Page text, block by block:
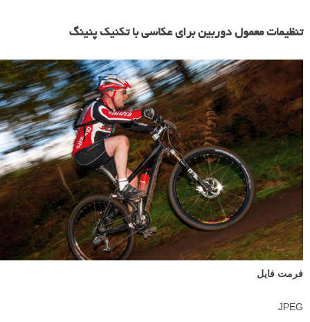
تنظیمات معمول دوربین برای عکاسی با تکنیک پنینگ
فرمت فایل
JPEG